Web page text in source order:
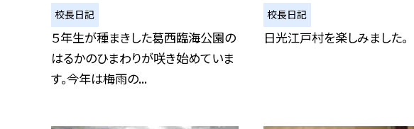
校長日記
５年生が種まきした葛西臨海公園の
はるかのひまわりが咲き始めていま
す。今年は梅雨の...
校長日記
日光江戸村を楽しみました。